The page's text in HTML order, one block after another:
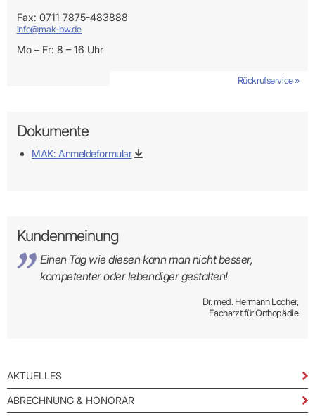
AKTUELLES
ABRECHNUNG & HONORAR
Fax: 0711 7875-483888
info@mak-bw.de
Mo – Fr: 8 – 16 Uhr
Rückrufservice »
Dokumente
MAK: Anmeldeformular
Kundenmeinung
Einen Tag wie diesen kann man nicht besser,
kompetenter oder lebendiger gestalten!
Dr. med. Hermann Locher,
Facharzt für Orthopädie